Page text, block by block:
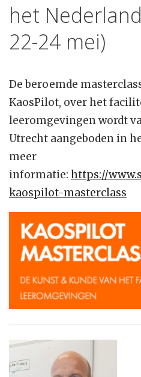
het
22-24 mei)
De beroemde
KaosPilot, over het
leeromgevingen wordt
Utrecht aangeboden in
meer
informatie: https://
kaospilot-masterclass